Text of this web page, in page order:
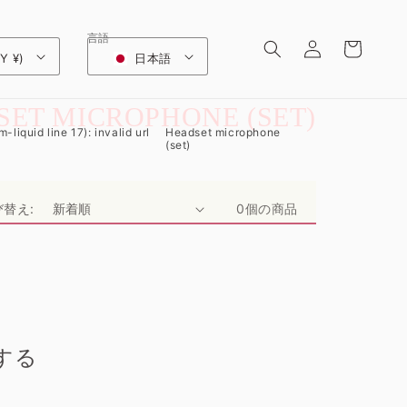
¥)
言語
日本語
グ
イ
ー
MICROPHONE (SET)
liquid line 17): invalid url
Headset microphone
(set)
替え: 0個の商品
る